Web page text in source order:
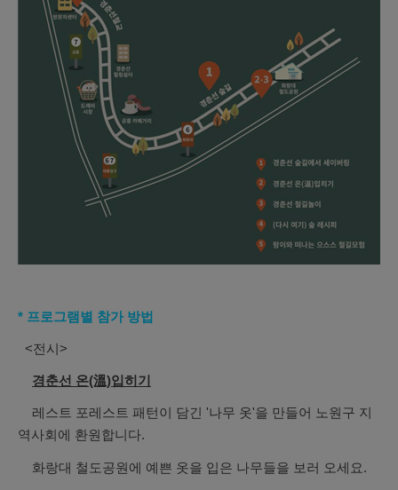
* 프로그램별 참가 방법
<전시>
경춘선 온(溫)입히기
레스트 포레스트 패턴이 담긴 '나무 옷'을 만들어 노원구 지
역사회에 환원합니다.
화랑대 철도공원에 예쁜 옷을 입은 나무들을 보러 오세요.